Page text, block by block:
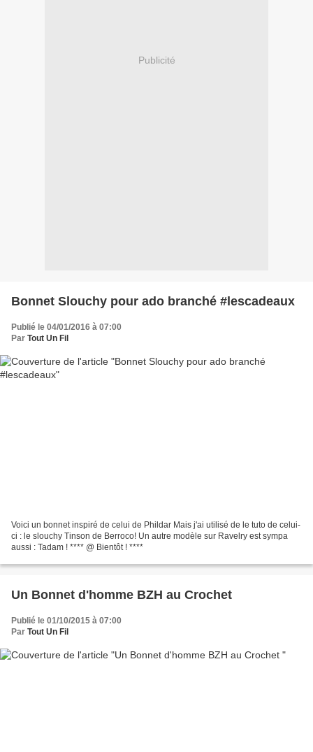
Publicité
Bonnet Slouchy pour ado branché #lescadeaux
Publié le 04/01/2016 à 07:00
Par Tout Un Fil
Voici un bonnet inspiré de celui de Phildar Mais j'ai utilisé de le tuto de celui-
ci : le slouchy Tinson de Berroco! Un autre modèle sur Ravelry est sympa
aussi : Tadam ! **** @ Bientôt ! ****
Un Bonnet d'homme BZH au Crochet
Publié le 01/10/2015 à 07:00
Par Tout Un Fil